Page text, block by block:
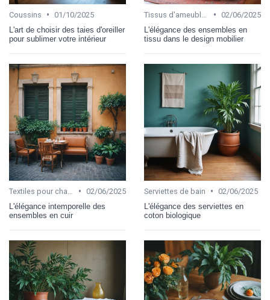
Coussins • 01/10/2025
L'art de choisir des taies d'oreiller
pour sublimer votre intérieur
Tissus d'ameublement • 02/06/2025
L'élégance des ensembles en
tissu dans le design mobilier
Textiles pour chambre et salon • 02/06/2025
L'élégance intemporelle des
ensembles en cuir
Serviettes de bain • 02/06/2025
L'élégance des serviettes en
coton biologique